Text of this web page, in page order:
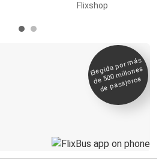
Flixshop
Elegida por
más
de 500
millones
de pasajeros